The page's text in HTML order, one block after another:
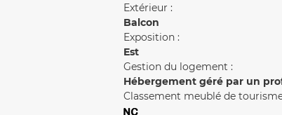
Extérieur :
Balcon
Exposition :
Est
Gestion du logement :
Hébergement géré par un
Classement meublé de